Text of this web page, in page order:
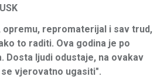
opremu, repromaterijal i sav trud,
to raditi. Ova godina je po
Dosta ljudi odustaje, na ovakav
vjerovatno ugasiti".